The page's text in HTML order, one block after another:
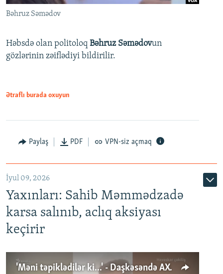
Bəhruz Səmədov
Həbsdə olan politoloq Bəhruz Səmədovun
gözlərinin zəiflədiyi bildirilir.
Ətraflı burada oxuyun
Paylaş PDF VPN-siz açmaq
İyul 09, 2026
Yaxınları: Sahib Məmmədzadə
karsa salınıb, aclıq aksiyası
keçirir
'Məni təpiklədilər ki...' - Daşkəsəndə AXCP fəalının yaxınları onun həbsinə etiraz edirlər